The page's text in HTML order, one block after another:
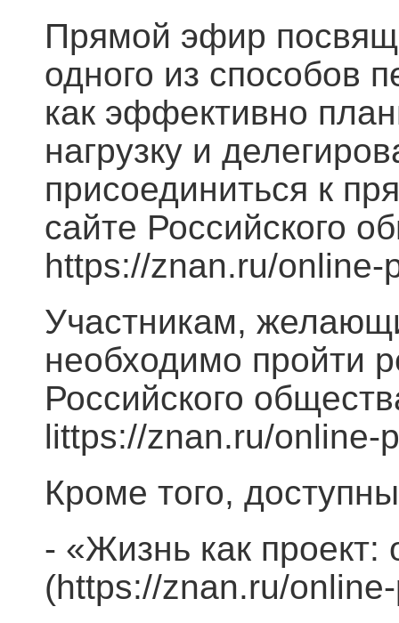
Прямой эфир
одного из способов
как эффективно
нагрузку и
присоединиться к
сайте Российского
https://znan.ru/online-
Участникам,
необходимо пройти
Российского
littps://znan.ru/online-
Кроме того,
- «Жизнь как проект:
(https://znan.ru/